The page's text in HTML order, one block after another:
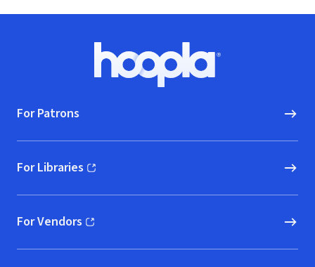
Hoopla logo, Go to homepage
For Patrons
For Libraries
(opens in new window)
For Vendors
(opens in new window)